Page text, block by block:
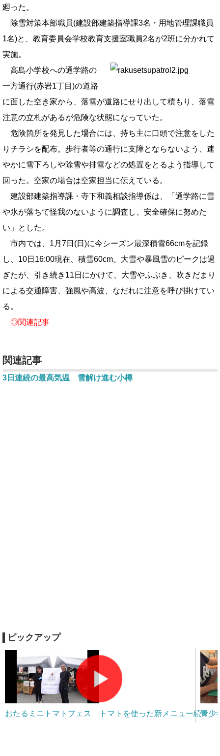
廻った。
除雪対策本部職員(建設部建築指導課3名・用地管理課職員
1名)と、教育委員会学校教育支援室職員2名が2班に分かれて
実施。
高島小学校への通学路の
一方通行(赤岩1丁目)の道路
に面した空き家から、落雪が道路にせり出して積もり、落雪
注意の立札があるが危険な状態になっていた。
危険箇所を発見した場合には、持ち主に口頭で注意をした
りチラシを配布。歩行者等の通行に支障とならないよう、速
やかに雪下ろしや除雪や排雪などの処置をとるよう指導して
回った。空家の場合は空家担当に伝えている。
建設部建築指導課・寺下和義相談指導係は、「通学路に雪
や氷が落ちて怪我のないように調査し、安全確保に努めた
い」とした。
市内では、1月7日(日)に今シーズン最深積雪66cmを記録
し、10日16:00現在、積雪60cm。大雪や暴風雪のピークは過
ぎたが、引き続き11日にかけて、大雪やふぶき、吹きだまり
による交通障害、強風や高波、なだれに注意を呼び掛けてい
る。
◎関連記事
関連記事
3日連続の最高気温 雪解け進む小樽
ピックアップ
おたるミニトマトフェス トマトを使った新メニュー続々青少